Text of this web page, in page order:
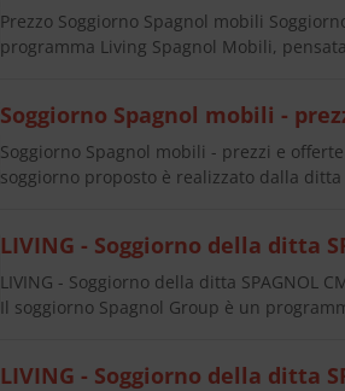
Prezzo Soggiorno Spagnol mobili
programma Living Spagnol Mobili,
Soggiorno Spagnol mobili -
Soggiorno Spagnol mobili - prezzi e
soggiorno proposto è realizzato dalla
LIVING - Soggiorno della ditta
LIVING - Soggiorno della ditta SPAGNOL
Il soggiorno Spagnol Group è un
LIVING - Soggiorno della ditta